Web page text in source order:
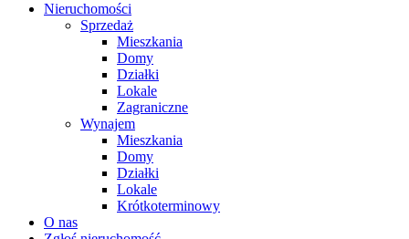
Nieruchomości
Sprzedaż
Mieszkania
Domy
Działki
Lokale
Zagraniczne
Wynajem
Mieszkania
Domy
Działki
Lokale
Krótkoterminowy
O nas